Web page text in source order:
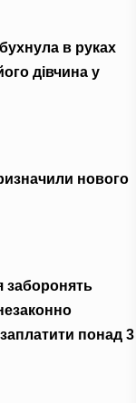
в руках
дівчина у
нового
заборонять
понад 3